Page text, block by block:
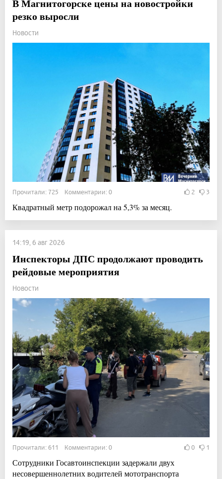
В Магнитогорске цены на новостройки
резко выросли
Новости
Прочитали: 725 Комментарии: 0 2 3
Квадратный метр подорожал на 5,3% за месяц.
14:19, 6 авг 2026
Инспекторы ДПС продолжают проводить
рейдовые мероприятия
Новости
Прочитали: 611 Комментарии: 0 0 1
Сотрудники Госавтоинспекции задержали двух
несовершеннолетних водителей мототранспорта